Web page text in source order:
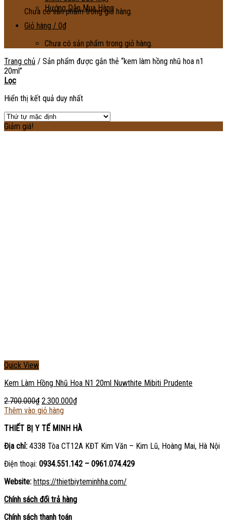
Chưa có sản phẩm trong giỏ hàng.
Hướng Dẫn Mua Hàng
Giỏ hàng / 0₫
Chưa có sản phẩm trong giỏ hàng.
Trang chủ / Sản phẩm được gắn thẻ “kem làm hồng nhũ hoa n1
20ml”
Lọc
Hiển thị kết quả duy nhất
Giảm giá!
Quick View
Kem Làm Hồng Nhũ Hoa N1 20ml Nuwthite Mibiti Prudente
2.700.000₫ 2.300.000₫
Thêm vào giỏ hàng
THIẾT BỊ Y TẾ MINH HÀ
Địa chỉ: 4338 Tòa CT12A KĐT Kim Văn – Kim Lũ, Hoàng Mai, Hà Nội
Điện thoại: 0934.551.142 – 0961.074.429
Website: https://thietbiyteminhha.com/
Chính sách đổi trả hàng
Chính sách thanh toán